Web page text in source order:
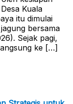
Kuala
itu dimulai
bersama
Sejak pagi,
ke […]